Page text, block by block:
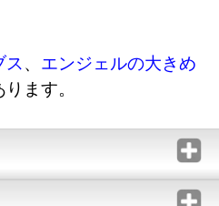
ス、 エンジェルの大きめ
ります。